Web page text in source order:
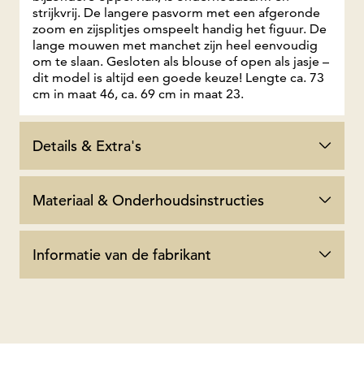
strijkvrij. De langere pasvorm met een afgeronde
zoom en zijsplitjes omspeelt handig het figuur. De
lange mouwen met manchet zijn heel eenvoudig
om te slaan. Gesloten als blouse of open als jasje –
dit model is altijd een goede keuze! Lengte ca. 73
cm in maat 46, ca. 69 cm in maat 23.
Details & Extra's
Materiaal & Onderhoudsinstructies
Informatie van de fabrikant